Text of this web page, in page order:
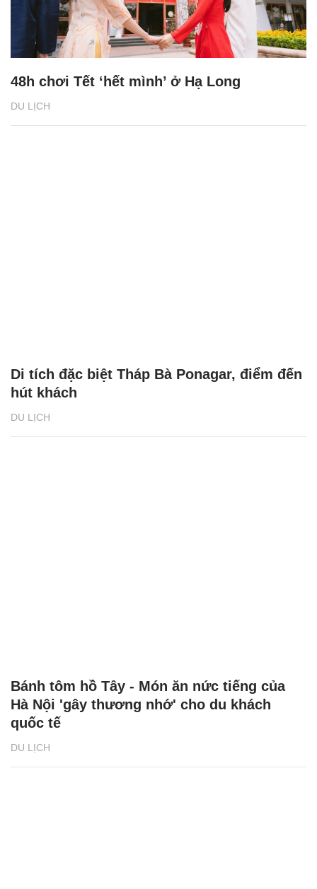
DU LỊCH
48h chơi Tết ‘hết mình’ ở Hạ Long
DU LỊCH
Di tích đặc biệt Tháp Bà Ponagar, điểm đến
hút khách
DU LỊCH
Bánh tôm hồ Tây - Món ăn nức tiếng của
Hà Nội 'gây thương nhớ' cho du khách
quốc tế